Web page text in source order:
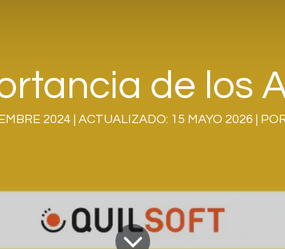
de los
2024 | ACTUALIZADO: 15 MAYO 2026 |